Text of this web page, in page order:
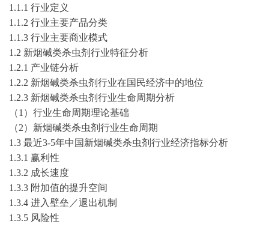
1.1.1 行业定义
1.1.2 行业主要产品分类
1.1.3 行业主要商业模式
1.2 新烟碱类杀虫剂 行业特征分析
1.2.1 产业链分析
1.2.2 新烟碱类杀虫剂 行业在国民经济中的地位
1.2.3 新烟碱类杀虫剂 行业生命周期分析
（1）行业生命周期理论基础
（2） 新烟碱类杀虫剂 行业生命周期
1.3 最近3-5年中国 新烟碱类杀虫剂 行业经济指标分析
1.3.1 赢利性
1.3.2 成长速度
1.3.3 附加值的提升空间
1.3.4 进入壁垒／退出机制
1.3.5 风险性